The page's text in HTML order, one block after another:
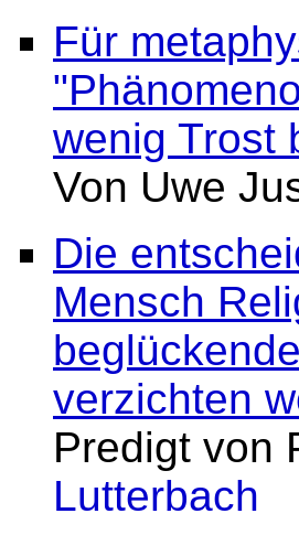
Für
wenig Trost
Von Uwe
Die
Mensch
verzichten
Predigt von
Lutterbach